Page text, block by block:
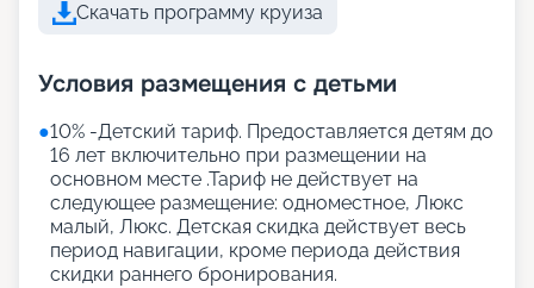
Скачать программу круиза
Условия размещения с детьми
●10% -Детский тариф. Предоставляется детям до
16 лет включительно при размещении на
основном месте .Тариф не действует на
следующее размещение: одноместное, Люкс
малый, Люкс. Детская скидка действует весь
период навигации, кроме периода действия
скидки раннего бронирования.